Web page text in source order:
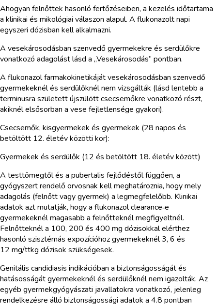
Ahogyan felnőttek hasonló fertőzéseiben, a kezelés időtartama
a klinikai és mikológiai válaszon alapul. A flukonazolt napi
egyszeri dózisban kell alkalmazni.
A vesekárosodásban szenvedő gyermekekre és serdülőkre
vonatkozó adagolást lásd a „Vesekárosodás” pontban.
A flukonazol farmakokinetikáját vesekárosodásban szenvedő
gyermekeknél és serdülőknél nem vizsgálták (lásd lentebb a
terminusra született újszülött csecsemőkre vonatkozó részt,
akiknél elsősorban a vese fejletlensége gyakori).
Csecsemők, kisgyermekek és gyermekek (28 napos és
betöltött 12. életév közötti kor):
Gyermekek és serdülők (12 és betöltött 18. életév között)
A testtömegtől és a pubertalis fejlődéstől függően, a
gyógyszert rendelő orvosnak kell meghatároznia, hogy mely
adagolás (felnőtt vagy gyermek) a legmegfelelőbb. Klinikai
adatok azt mutatják, hogy a flukonazol clearance‑e
gyermekeknél magasabb a felnőtteknél megfigyeltnél.
Felnőtteknél a 100, 200 és 400 mg dózisokkal elérthez
hasonló szisztémás expozícióhoz gyermekeknél 3, 6 és
12 mg/ttkg dózisok szükségesek.
Genitális candidiasis indikációban a biztonságosságát és
hatásosságát gyermekeknél és serdülőknél nem igazolták. Az
egyéb gyermekgyógyászati javallatokra vonatkozó, jelenleg
rendelkezésre álló biztonságossági adatok a 4.8 pontban